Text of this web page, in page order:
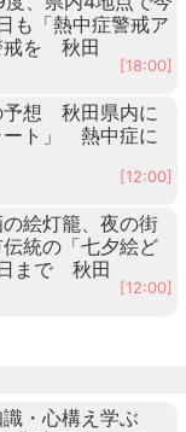
「熱中症警戒ア
戒を 秋田
[18:00]
予想 秋田県内に
ート」 熱中症に
[12:00]
絵灯籠、夜の街
統の「七夕絵ど
まで 秋田
[12:00]
・心構え学ぶ